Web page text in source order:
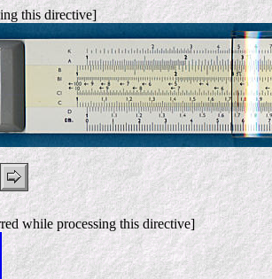
this directive]
while processing this directive]